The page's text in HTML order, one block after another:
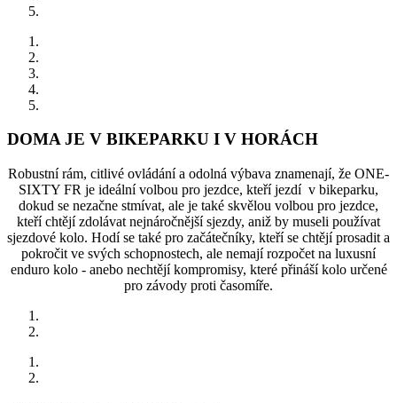
DOMA JE V BIKEPARKU I V HORÁCH
Robustní rám, citlivé ovládání a odolná výbava znamenají, že ONE-
SIXTY FR je ideální volbou pro jezdce, kteří jezdí v bikeparku,
dokud se nezačne stmívat, ale je také skvělou volbou pro jezdce,
kteří chtějí zdolávat nejnáročnější sjezdy, aniž by museli používat
sjezdové kolo. Hodí se také pro začátečníky, kteří se chtějí prosadit a
pokročit ve svých schopnostech, ale nemají rozpočet na luxusní
enduro kolo - anebo nechtějí kompromisy, které přináší kolo určené
pro závody proti časomíře.